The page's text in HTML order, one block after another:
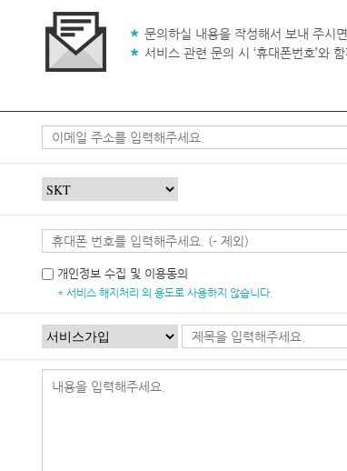
문의하실 내용을 작성해서 보내 주시
서비스 관련 문의 시 ‘휴대폰번호’와
개인정보 수집 및 이용동의
* 서비스 해지처리 외 용도로 사용하지 않습니다.